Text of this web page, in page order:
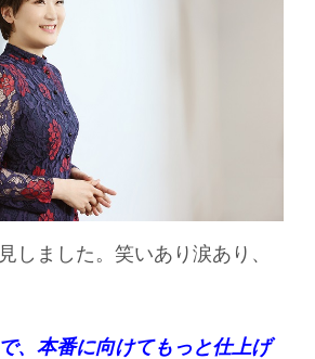
ました。笑いあり涙あり、
、本番に向けてもっと仕上げ